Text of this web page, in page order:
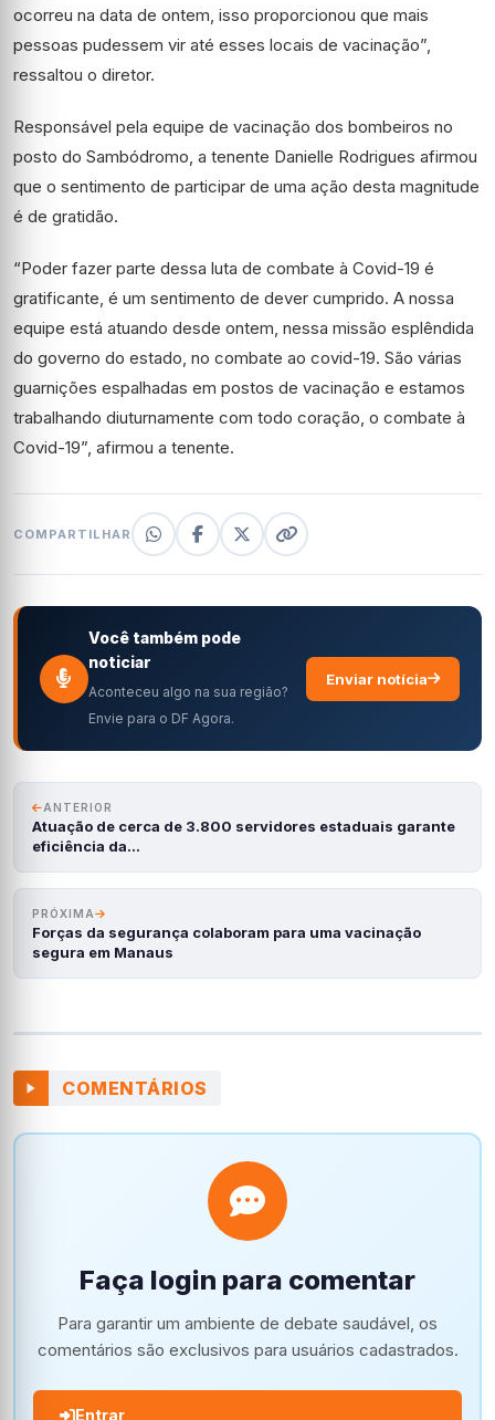
ocorreu na data de ontem, isso proporcionou que mais
pessoas pudessem vir até esses locais de vacinação”,
ressaltou o diretor.
Responsável pela equipe de vacinação dos bombeiros no
posto do Sambódromo, a tenente Danielle Rodrigues afirmou
que o sentimento de participar de uma ação desta magnitude
é de gratidão.
“Poder fazer parte dessa luta de combate à Covid-19 é
gratificante, é um sentimento de dever cumprido. A nossa
equipe está atuando desde ontem, nessa missão esplêndida
do governo do estado, no combate ao covid-19. São várias
guarnições espalhadas em postos de vacinação e estamos
trabalhando diuturnamente com todo coração, o combate à
Covid-19”, afirmou a tenente.
COMPARTILHAR
Você também pode
noticiar
Aconteceu algo na sua região?
Envie para o DF Agora.
Enviar notícia
ANTERIOR
Atuação de cerca de 3.800 servidores estaduais garante
eficiência da…
PRÓXIMA
Forças da segurança colaboram para uma vacinação
segura em Manaus
COMENTÁRIOS
Faça login para comentar
Para garantir um ambiente de debate saudável, os
comentários são exclusivos para usuários cadastrados.
Entrar